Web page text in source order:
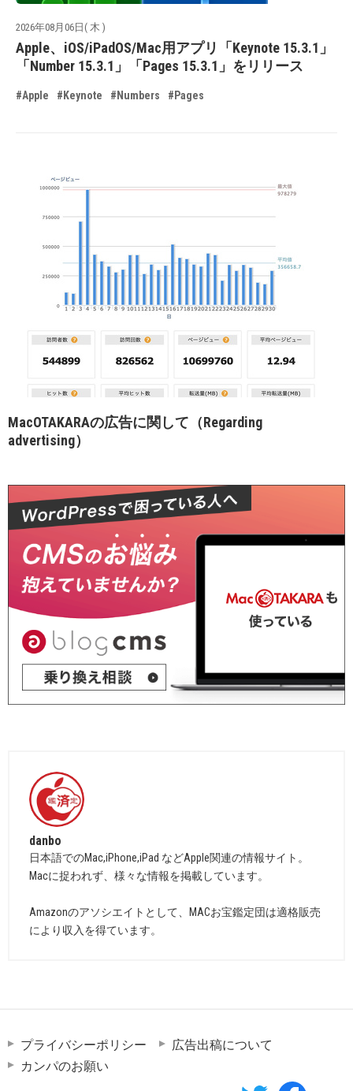
2026年08月06日( 木 )
Apple、iOS/iPadOS/Mac用アプリ「Keynote 15.3.1」
「Number 15.3.1」「Pages 15.3.1」をリリース
#Apple #Keynote #Numbers #Pages
MacOTAKARAの広告に関して（Regarding
advertising）
danbo
日本語でのMac,iPhone,iPad などApple関連の情報サイト。
Macに捉われず、様々な情報を掲載しています。
Amazonのアソシエイトとして、MACお宝鑑定団は適格販売
により収入を得ています。
プライバシーポリシー
広告出稿について
カンパのお願い